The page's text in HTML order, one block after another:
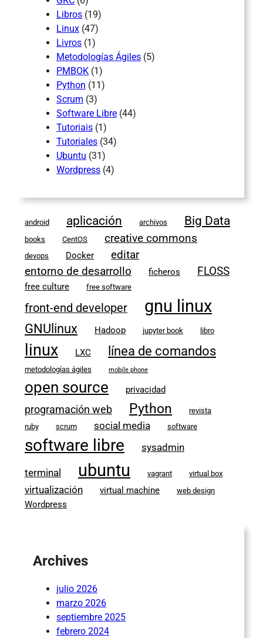
Libros (19)
Linux (47)
Livros (1)
Metodologías Ágiles (5)
PMBOK (1)
Python (11)
Scrum (3)
Software Libre (44)
Tutoriais (1)
Tutoriales (34)
Ubuntu (31)
Wordpress (4)
android aplicación archivos Big Data
books CentOS creative commons
devops Docker
editar
entorno de desarrollo
ficheros FLOSS
free culture free software
front-end developer gnu linux
GNUlinux Hadoop jupyter book libro
linux LXC línea de comandos
metodologías ágiles mobile phone
open source privacidad
programación web Python
revista
ruby
scrum social media software
software libre sysadmin
terminal ubuntu vagrant virtual box
virtualización virtual machine web design
Wordpress
Archives
julio 2026
marzo 2026
septiembre 2025
febrero 2024